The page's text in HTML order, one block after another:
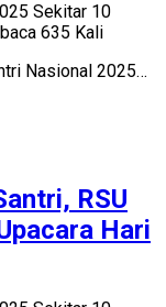
Sekitar 10
635 Kali
Nasional 2025…
RSU
Hari